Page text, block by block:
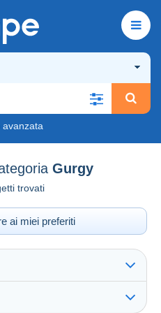
avanzata
Gurgy
trovati
ai miei preferiti